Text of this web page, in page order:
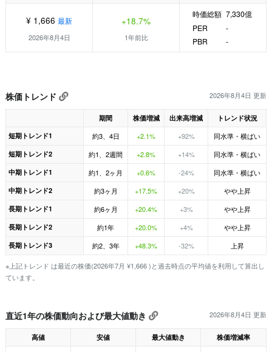
¥ 1,666 最新
2026年8月4日
+18.7%
1年前比
時価総額 7,330億
PER
-
PBR
-
株価トレンド 2026年8月4日 更新
期間 株価増減 出来高増減
トレンド状況
短期トレンド1
約3、4日 +2.1% +92% 同水準・横ばい
短期トレンド2 約1、2週間 +2.8% +14% 同水準・横ばい
中期トレンド1 約1、2ヶ月 +0.6% -24% 同水準・横ばい
中期トレンド2 約3ヶ月 +17.5% +20% やや上昇
長期トレンド1 約6ヶ月 +20.4% +3% やや上昇
長期トレンド2 約1年 +20.0% +4% やや上昇
長期トレンド3 約2、3年 +48.3% -32% 上昇
※上記トレンド は最近の株価(2026年7月 ¥1,666 )と過去時点の平均値を利用して算出し
ています。
直近1年の株価動向および最大値動き 2026年8月4日 更新
高値 安値 最大値動き 株価増減率